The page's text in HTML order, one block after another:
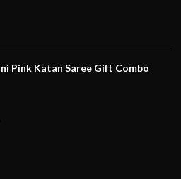
Pink Katan Saree Gift Combo